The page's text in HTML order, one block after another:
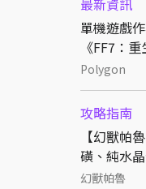
最新資訊
單機遊戲
《FF7：
Polygon
攻略指南
【幻獸帕
磺、純水
幻獸帕魯